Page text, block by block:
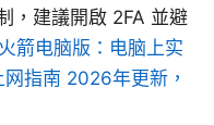
，建議開啟 2FA 並避
箭电脑版：电脑上实
指南 2026年更新，